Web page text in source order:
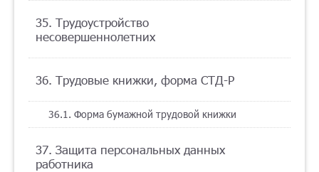
35. Трудоустройство
несовершеннолетних
36. Трудовые книжки, форма СТД-Р
36.1. Форма бумажной трудовой книжки
37. Защита персональных данных
работника